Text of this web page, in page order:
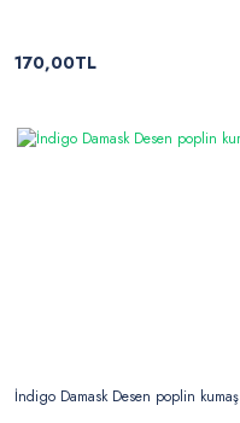
170,00TL
İndigo Damask Desen poplin kumaş